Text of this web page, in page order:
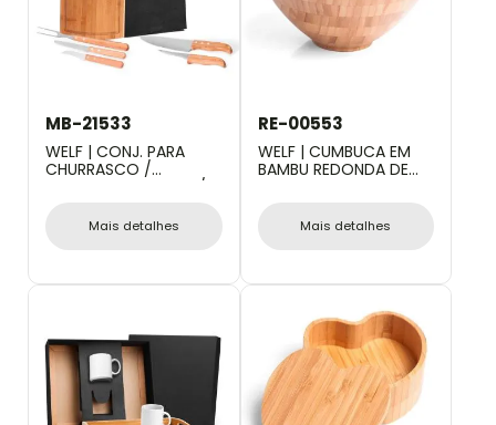
MB-21533
WELF | CONJ. PARA
CHURRASCO /
COZINHA EM BAMBU /
CALIFORNIA - 6 PÇS
Mais detalhes
RE-00553
WELF | CUMBUCA EM
BAMBU REDONDA DE
Mais detalhes